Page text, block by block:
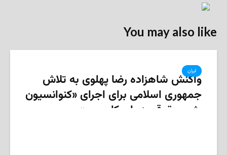
You may also like
ایران
واکنش شاهزاده رضا پهلوی به تلاش
جمهوری اسلامی برای اجرای «کنوانسیون
رژیم حقوقی دریای کاسپین»